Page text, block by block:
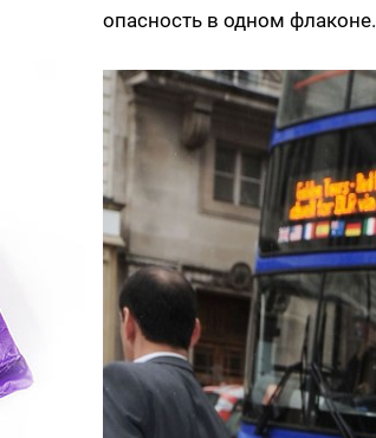
опасность в одном флаконе.